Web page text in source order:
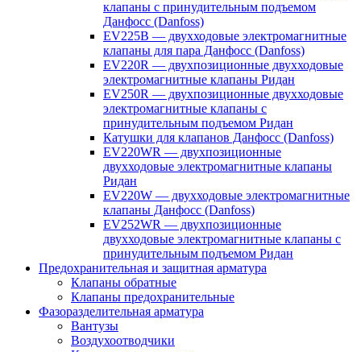
клапаны с принудительным подъемом
Данфосс (Danfoss)
EV225B — двухходовые электромагнитные
клапаны для пара Данфосс (Danfoss)
EV220R — двухпозиционные двухходовые
электромагнитные клапаны Ридан
EV250R — двухпозиционные двухходовые
электромагнитные клапаны с
принудительным подъемом Ридан
Катушки для клапанов Данфосс (Danfoss)
EV220WR — двухпозиционные
двухходовые электромагнитные клапаны
Ридан
EV220W — двухходовые электромагнитные
клапаны Данфосс (Danfoss)
EV252WR — двухпозиционные
двухходовые электромагнитные клапаны с
принудительным подъемом Ридан
Предохранительная и защитная арматура
Клапаны обратные
Клапаны предохранительные
Фазоразделительная арматура
Вантузы
Воздухоотводчики